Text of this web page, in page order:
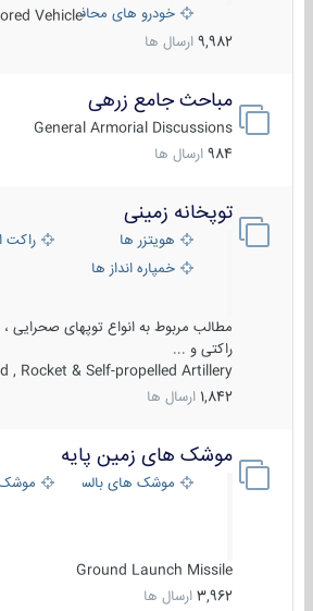
خودرو های محافظت شده
Vehicle
9,982 ارسال ها
مباحث جامع زرهی
General Armorial Discussions
984 ارسال ها
توپخانه زمینی
هویتزر ها
راکت
خمپاره انداز ها
مطالب مربوط به انواع توپهای صحرایی
راکتی و ...
, Rocket & Self-propelled Artillery ...
1,842 ارسال ها
موشک های زمین پایه
موشک های بالستیک موشک
Ground Launch Missile
3,962 ارسال ها